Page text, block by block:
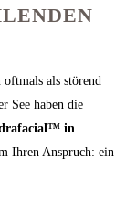
oftmals als störend
See haben die
in
Ihren Anspruch: ein